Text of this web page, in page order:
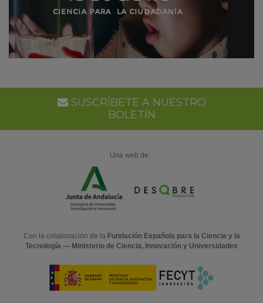
SUSCRÍBETE A NUESTRO
BOLETÍN
Una web de:
Con la colaboración de la Fundación Española para la Ciencia y la
Tecnología — Ministerio de Ciencia, Innovación y Universidades